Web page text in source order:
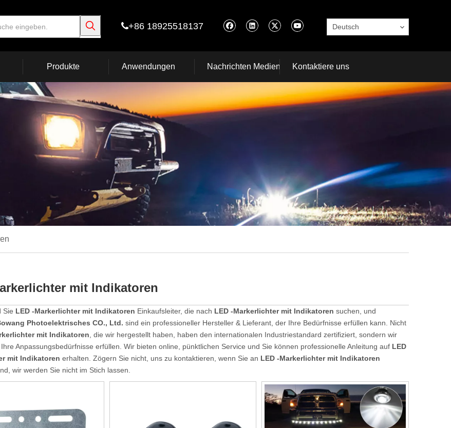
+86 18925518137 Deutsch
Produkte Anwendungen Nachrichten Medien Kontaktiere uns
mit Indikatoren
Sie LED -Markerlichter mit Indikatoren Einkaufsleiter, die nach LED -Markerlichter mit Indikatoren suchen, und
Photoelektrisches CO., Ltd. sind ein professioneller Hersteller & Lieferant, der Ihre Bedürfnisse erfüllen kann. Nicht
mit Indikatoren , die wir hergestellt haben, haben den internationalen Industriestandard zertifiziert, sondern wir
Anpassungsbedürfnisse erfüllen. Wir bieten online, pünktlichen Service und Sie können professionelle Anleitung auf LED
mit Indikatoren erhalten. Zögern Sie nicht, uns zu kontaktieren, wenn Sie an LED -Markerlichter mit Indikatoren
wir werden Sie nicht im Stich lassen.